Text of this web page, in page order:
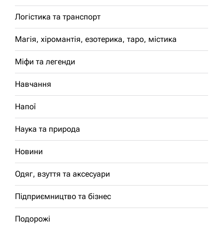
Логістика та транспорт
Магія, хіромантія, езотерика, таро, містика
Міфи та легенди
Навчання
Напої
Наука та природа
Новини
Одяг, взуття та аксесуари
Підприємництво та бізнес
Подорожі